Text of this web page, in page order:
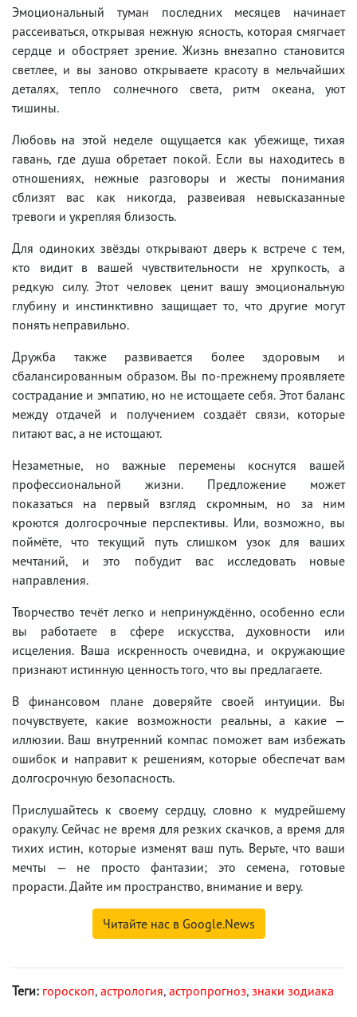
Эмоциональный туман последних месяцев начинает
рассеиваться, открывая нежную ясность, которая смягчает
сердце и обостряет зрение. Жизнь внезапно становится
светлее, и вы заново открываете красоту в мельчайших
деталях, тепло солнечного света, ритм океана, уют
тишины.
Любовь на этой неделе ощущается как убежище, тихая
гавань, где душа обретает покой. Если вы находитесь в
отношениях, нежные разговоры и жесты понимания
сблизят вас как никогда, развеивая невысказанные
тревоги и укрепляя близость.
Для одиноких звёзды открывают дверь к встрече с тем,
кто видит в вашей чувствительности не хрупкость, а
редкую силу. Этот человек ценит вашу эмоциональную
глубину и инстинктивно защищает то, что другие могут
понять неправильно.
Дружба также развивается более здоровым и
сбалансированным образом. Вы по-прежнему проявляете
сострадание и эмпатию, но не истощаете себя. Этот баланс
между отдачей и получением создаёт связи, которые
питают вас, а не истощают.
Незаметные, но важные перемены коснутся вашей
профессиональной жизни. Предложение может
показаться на первый взгляд скромным, но за ним
кроются долгосрочные перспективы. Или, возможно, вы
поймёте, что текущий путь слишком узок для ваших
мечтаний, и это побудит вас исследовать новые
направления.
Творчество течёт легко и непринуждённо, особенно если
вы работаете в сфере искусства, духовности или
исцеления. Ваша искренность очевидна, и окружающие
признают истинную ценность того, что вы предлагаете.
В финансовом плане доверяйте своей интуиции. Вы
почувствуете, какие возможности реальны, а какие —
иллюзии. Ваш внутренний компас поможет вам избежать
ошибок и направит к решениям, которые обеспечат вам
долгосрочную безопасность.
Прислушайтесь к своему сердцу, словно к мудрейшему
оракулу. Сейчас не время для резких скачков, а время для
тихих истин, которые изменят ваш путь. Верьте, что ваши
мечты — не просто фантазии; это семена, готовые
прорасти. Дайте им пространство, внимание и веру.
Читайте нас в Google.News
Теги: гороскоп, астрология, астропрогноз, знаки зодиака